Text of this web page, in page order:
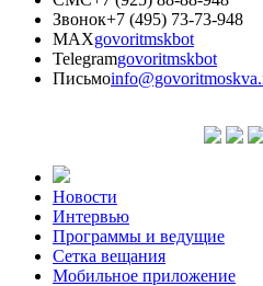
Звонок+7 (495) 73-73-948
MAXgovoritmskbot
Telegramgovoritmskbot
Письмо
Новости
Интервью
Программы и ведущие
Сетка вещания
Мобильное приложение